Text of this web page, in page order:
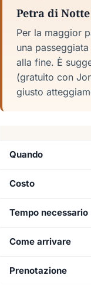
Petra di
Per la maggior
una
alla fine. È
(gratuito con
giusto
Quando
Costo
Tempo necessario
Come arrivare
Prenotazione